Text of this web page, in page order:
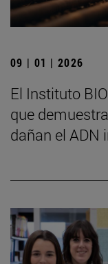
09 | 01 | 2026
El Instituto
que
dañan el ADN